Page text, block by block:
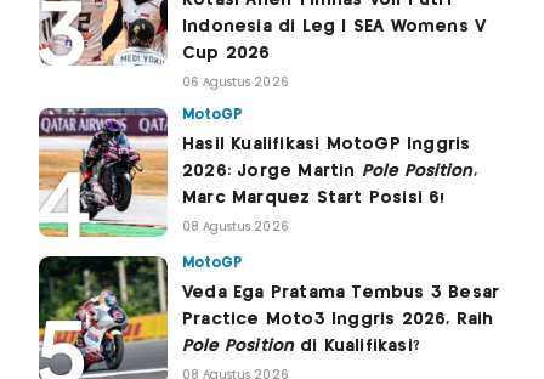
Indonesia di Leg I SEA Womens V
Cup 2026
06 Agustus 2026
MotoGP
Hasil Kualifikasi MotoGP Inggris
2026: Jorge Martin Pole Position,
Marc Marquez Start Posisi 6!
08 Agustus 2026
MotoGP
Veda Ega Pratama Tembus 3 Besar
Practice Moto3 Inggris 2026, Raih
Pole Positiondi Kualifikasi?
08 Agustus 2026